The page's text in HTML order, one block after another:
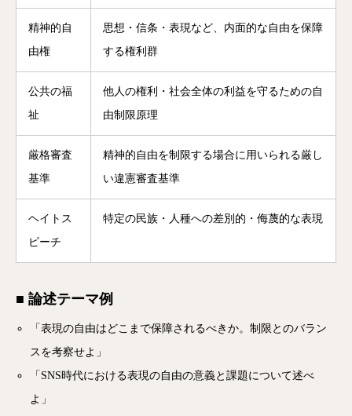
精神的自
由権
思想・信条・表現など、内面的な自由を保障
する権利群
公共の福
祉
他人の権利・社会全体の利益を守るための自
由制限原理
厳格審査
基準
精神的自由を制限する場合に用いられる厳し
い違憲審査基準
ヘイトス
ピーチ
特定の民族・人種への差別的・侮蔑的な表現
■ 論述テーマ例
「表現の自由はどこまで保障されるべきか。制限とのバラン
スを考察せよ」
「SNS時代における表現の自由の意義と課題について述べ
よ」